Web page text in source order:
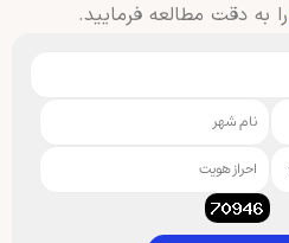
به دقت مطالعه فرمایید.